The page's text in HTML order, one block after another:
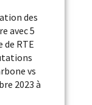
des
avec 5
de RTE
vs
2023 à